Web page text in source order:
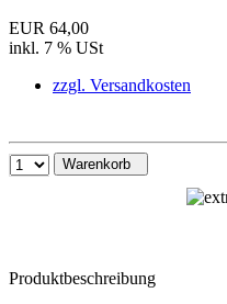
EUR 64,00
inkl. 7 % USt
zzgl. Versandkosten
Warenkorb
Produktbeschreibung